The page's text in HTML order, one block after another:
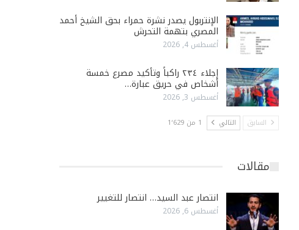
الإنتربول يصدر نشرة حمراء بحق الشيخ أحمد
المصري بتهمة التحرش
أغسطس 4, 2026
إجلاء ٢٣٤ راكباً وتأكيد مصرع خمسة
أشخاص في حريق عبارة…
أغسطس 3, 2026
السابق التالي 1 من 1٬629
مقالات
انتصار عبد السيد… انتصار للتغيير
أغسطس 6, 2026